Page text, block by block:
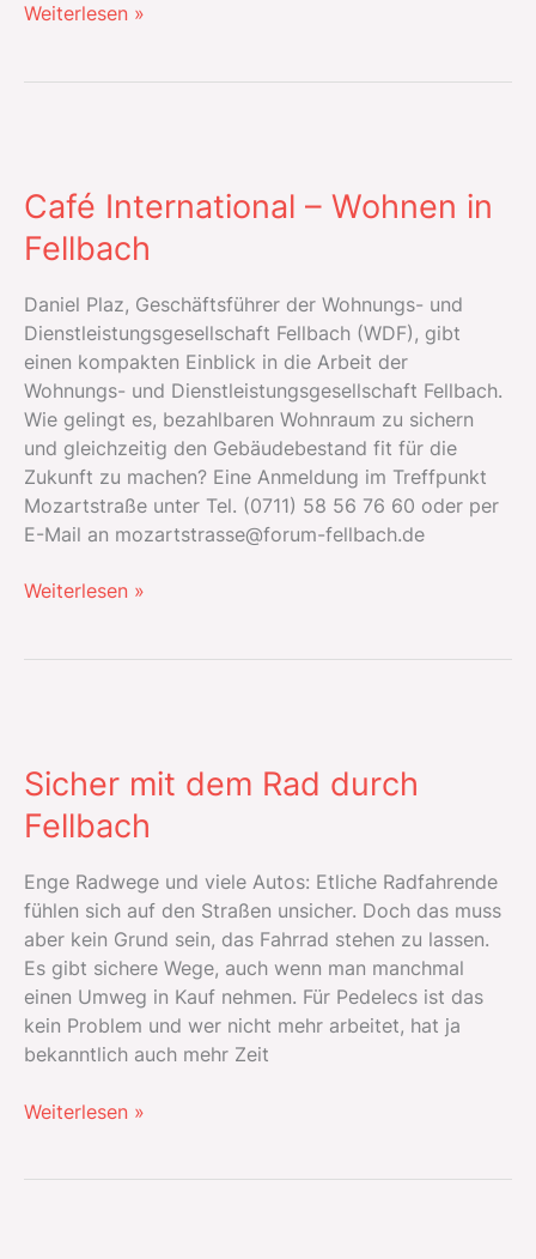
Vorstellung
Weiterlesen »
Café International – Wohnen in
Fellbach
Daniel Plaz, Geschäftsführer der Wohnungs- und
Dienstleistungsgesellschaft Fellbach (WDF), gibt
einen kompakten Einblick in die Arbeit der
Wohnungs- und Dienstleistungsgesellschaft Fellbach.
Wie gelingt es, bezahlbaren Wohnraum zu sichern
und gleichzeitig den Gebäudebestand fit für die
Zukunft zu machen? Eine Anmeldung im Treffpunkt
Mozartstraße unter Tel. (0711) 58 56 76 60 oder per
E-Mail an mozartstrasse@forum-fellbach.de
Café
Weiterlesen »
Sicher mit dem Rad durch
Fellbach
Enge Radwege und viele Autos: Etliche Radfahrende
fühlen sich auf den Straßen unsicher. Doch das muss
aber kein Grund sein, das Fahrrad stehen zu lassen.
Es gibt sichere Wege, auch wenn man manchmal
einen Umweg in Kauf nehmen. Für Pedelecs ist das
kein Problem und wer nicht mehr arbeitet, hat ja
bekanntlich auch mehr Zeit
Sicher
Weiterlesen »